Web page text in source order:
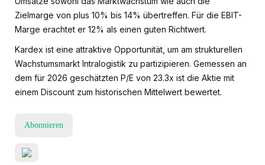
Zielmarge von plus 10% bis 14% übertreffen. Für die EBIT-
Marge erachtet er 12% als einen guten Richtwert.
Kardex ist eine attraktive Opportunität, um am strukturellen
Wachstumsmarkt Intralogistik zu partizipieren. Gemessen an
dem für 2026 geschätzten P/E von 23.3x ist die Aktie mit
einem Discount zum historischen Mittelwert bewertet.
Abonnieren